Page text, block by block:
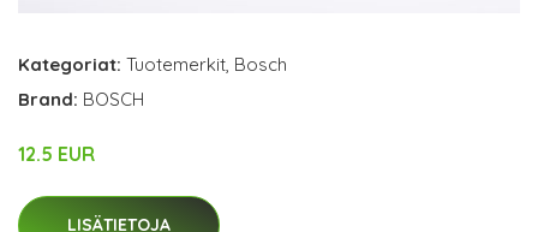
Kategoriat: Tuotemerkit, Bosch
Brand: BOSCH
12.5 EUR
LISÄTIETOJA